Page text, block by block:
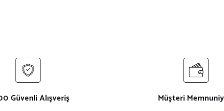
₺ 600
Kappa Kumaş V Yaka İş Tişörtü
%12
Kırmızı Yarım Önlük Çift
Güvenli Alışveriş Müşteri